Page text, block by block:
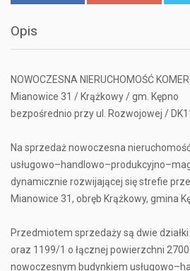
Opis
NOWOCZESNA NIERUCHOMOŚĆ
Mianowice 31 / Krążkowy / gm. Kępno
bezpośrednio przy ul. Rozwojowej /
Na sprzedaż nowoczesna
dynamicznie rozwijającej się strefie
Mianowice 31, obręb Krążkowy, gmina
Przedmiotem sprzedaży są dwie
oraz 1199/1 o łącznej powierzchni
nowoczesnym budynkiem